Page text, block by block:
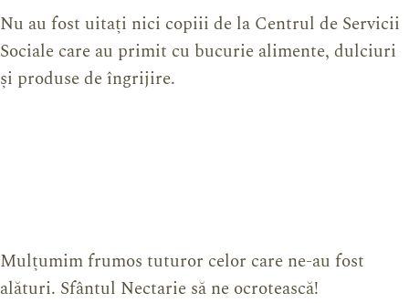
Nu au fost uitați nici copiii de la Centrul de Servicii
Sociale care au primit cu bucurie alimente, dulciuri
și produse de îngrijire.
Mulțumim frumos tuturor celor care ne-au fost
alături. Sfântul Nectarie să ne ocrotească!